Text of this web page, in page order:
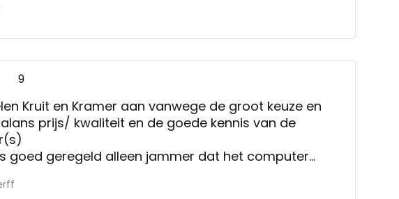
9
Kruit en Kramer aan vanwege de groot keuze en
prijs/ kwaliteit en de goede kennis van de
goed geregeld alleen jammer dat het computer
Maar dit is voor ons geen reden niet weer terug te